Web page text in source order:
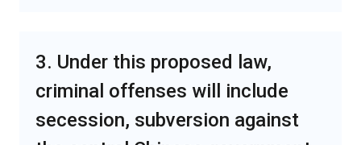
3. Under this proposed law,
criminal offenses will include
secession, subversion against